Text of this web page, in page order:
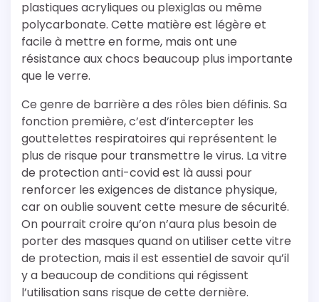
plastiques acryliques ou plexiglas ou même
polycarbonate. Cette matière est légère et
facile à mettre en forme, mais ont une
résistance aux chocs beaucoup plus importante
que le verre.
Ce genre de barrière a des rôles bien définis. Sa
fonction première, c’est d’intercepter les
gouttelettes respiratoires qui représentent le
plus de risque pour transmettre le virus. La vitre
de protection anti-covid est là aussi pour
renforcer les exigences de distance physique,
car on oublie souvent cette mesure de sécurité.
On pourrait croire qu’on n’aura plus besoin de
porter des masques quand on utiliser cette vitre
de protection, mais il est essentiel de savoir qu’il
y a beaucoup de conditions qui régissent
l’utilisation sans risque de cette dernière.